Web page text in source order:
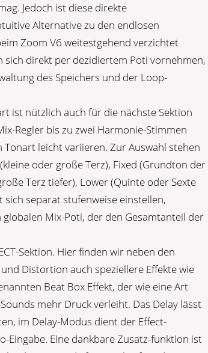
Jedoch ist diese direkte
Alternative zu den endlosen
Zoom V6 weitestgehend verzichtet
sich direkt per dezidiertem Poti vornehmen,
des Speichers und der Loop-
ist nützlich auch für die nächste Sektion
Regler bis zu zwei Harmonie-Stimmen
leicht variieren. Zur Auswahl stehen
oder große Terz), Fixed (Grundton der
Terz tiefer), Lower (Quinte oder Sexte
separat stufenweise einstellen,
Mix-Poti, der den Gesamtanteil der
Sektion. Hier finden wir neben den
Distortion auch speziellere Effekte wie
Beat Box Effekt, der wie eine Art
mehr Druck verleiht. Das Delay lässt
im Delay-Modus dient der Effect-
Eingabe. Eine dankbare Zusatz-funktion ist